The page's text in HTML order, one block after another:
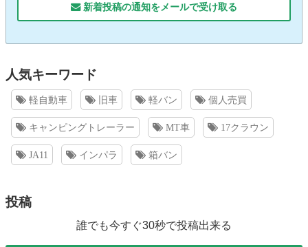
新着投稿の通知をメールで受け取る
人気キーワード
軽自動車 旧車 軽バン 個人売買
キャンピングトレーラー MT車 17クラウン
JA11 インパラ 箱バン
投稿
誰でも今すぐ30秒で投稿出来る